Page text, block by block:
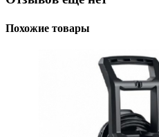
Похожие товары